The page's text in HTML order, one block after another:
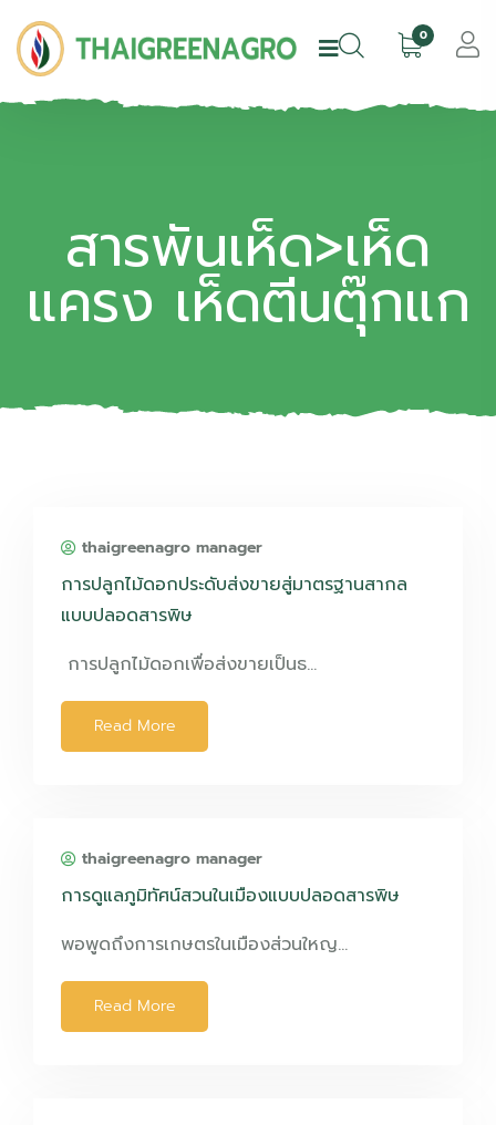
0
สารพันเห็ด>เห็ด
แครง เห็ดตีนตุ๊กแก
thaigreenagro manager
การปลูกไม้ดอกประดับส่งขายสู่มาตรฐานสากล
แบบปลอดสารพิษ
การปลูกไม้ดอกเพื่อส่งขายเป็นธ…
Read More
thaigreenagro manager
การดูแลภูมิทัศน์สวนในเมืองแบบปลอดสารพิษ
พอพูดถึงการเกษตรในเมืองส่วนใหญ…
Read More